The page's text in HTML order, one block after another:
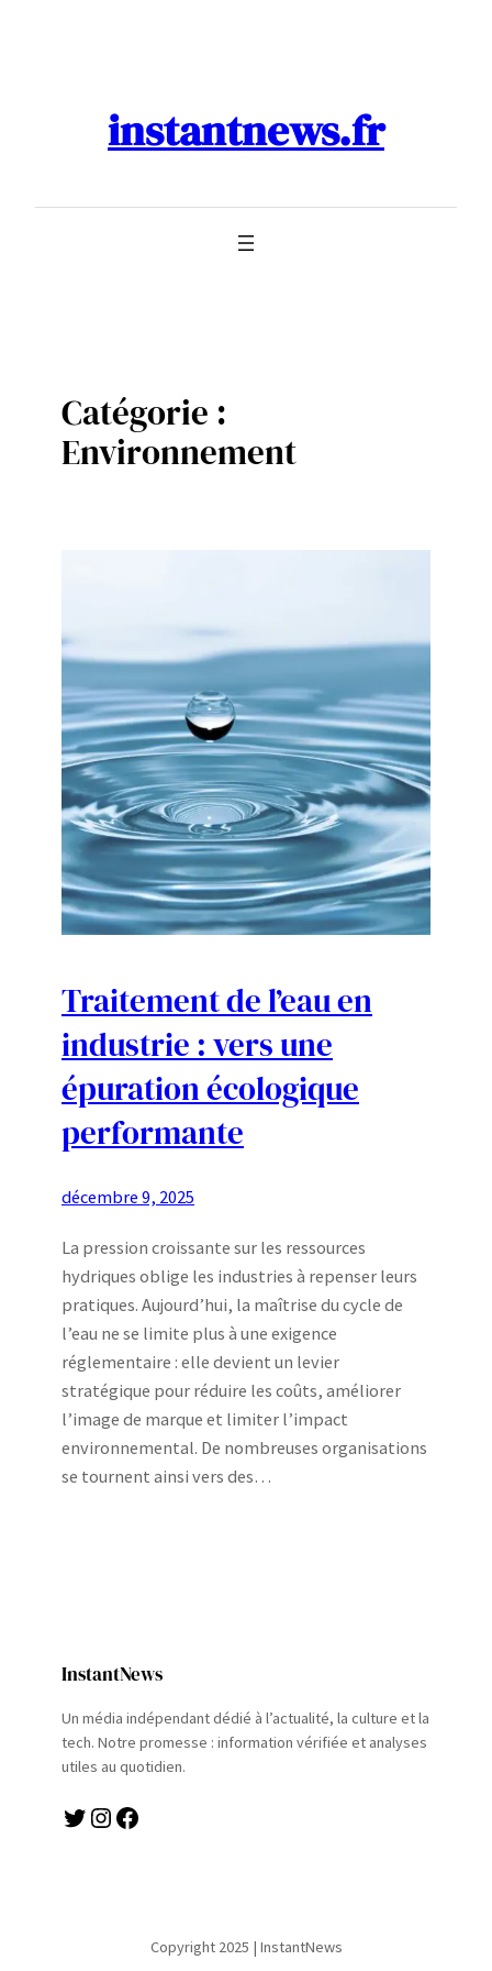
instantnews.fr
Catégorie :
Environnement
Traitement de l’eau en
industrie : vers une
épuration écologique
performante
décembre 9, 2025
La pression croissante sur les ressources
hydriques oblige les industries à repenser leurs
pratiques. Aujourd’hui, la maîtrise du cycle de
l’eau ne se limite plus à une exigence
réglementaire : elle devient un levier
stratégique pour réduire les coûts, améliorer
l’image de marque et limiter l’impact
environnemental. De nombreuses organisations
se tournent ainsi vers des…
InstantNews
Un média indépendant dédié à l’actualité, la culture et la
tech. Notre promesse : information vérifiée et analyses
utiles au quotidien.
Twitter Instagram Facebook
Copyright 2025 | InstantNews